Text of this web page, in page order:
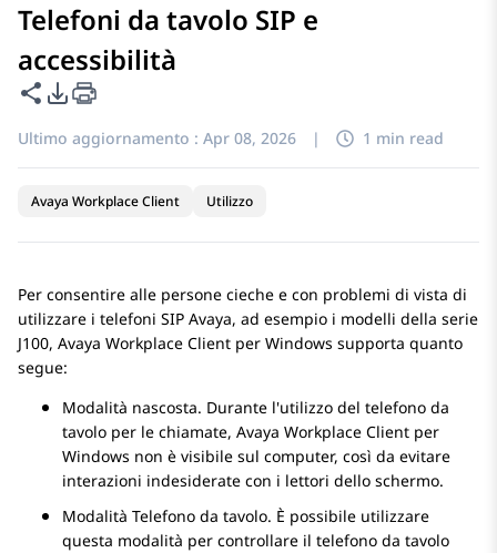
Telefoni da tavolo SIP e
accessibilità
Condividi questa pagina
Opzioni di esportazione PDF
Ultimo aggiornamento : Apr 08, 2026 | 1 min read
Avaya Workplace Client Utilizzo
Per consentire alle persone cieche e con problemi di vista di
utilizzare i telefoni SIP Avaya, ad esempio i modelli della serie
J100, Avaya Workplace Client per Windows supporta quanto
segue:
Modalità nascosta. Durante l'utilizzo del telefono da
tavolo per le chiamate, Avaya Workplace Client per
Windows non è visibile sul computer, così da evitare
interazioni indesiderate con i lettori dello schermo.
Modalità Telefono da tavolo. È possibile utilizzare
questa modalità per controllare il telefono da tavolo